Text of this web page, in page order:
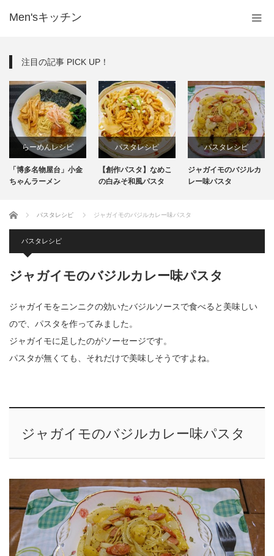
Men'sキッチン
注目の記事 PICK UP！
らーめんレシピ
インスタント
「博多名物屋台」小金
ちゃんラーメン
パスタレシピ
【創作パスタ】なめこ
の白みそ和風パスタ
パスタレシピ
ジャガイモのバジルカ
レー味パスタ
ホーム パスタレシピ ジャガイモのバジルカレー味パスタ
パスタレシピ
ジャガイモのバジルカレー味パスタ
ジャガイモをニンニクの効いたバジルソースで食べると美味しい
ので、パスタを作ってみました。
ジャガイモに足したのがソーセージです。
パスタが無くても、それだけで美味しそうですよね。
ジャガイモのバジルカレー味パスタ